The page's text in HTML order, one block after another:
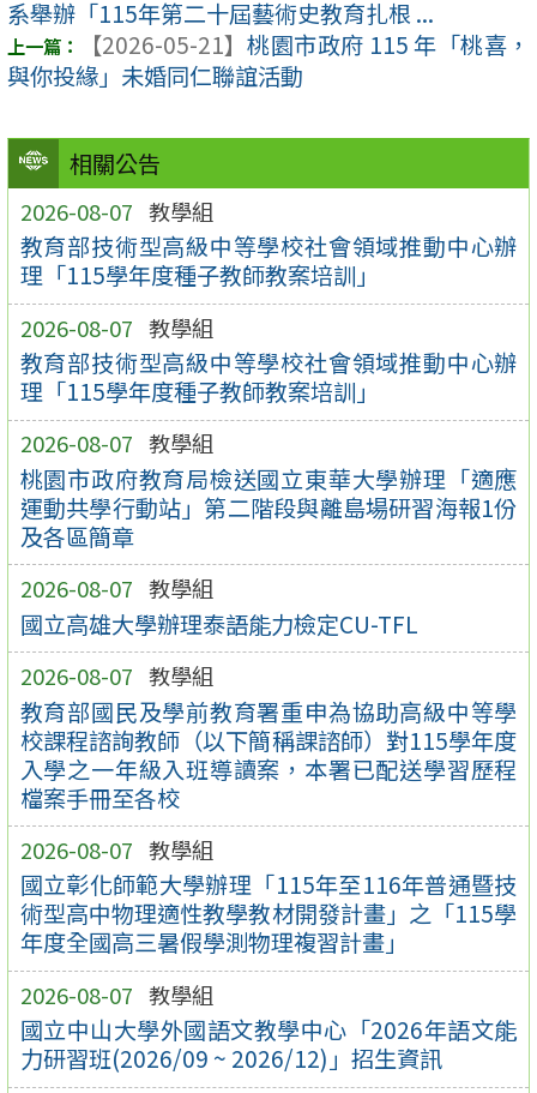
相關公告
2026-08-07 教學組
教育部技術型高級中等學校社會領域推動中心辦
理「115學年度種子教師教案培訓」
2026-08-07 教學組
教育部技術型高級中等學校社會領域推動中心辦
理「115學年度種子教師教案培訓」
2026-08-07 教學組
桃園市政府教育局檢送國立東華大學辦理「適應
運動共學行動站」第二階段與離島場研習海報1份
及各區簡章
2026-08-07 教學組
國立高雄大學辦理泰語能力檢定CU-TFL
2026-08-07 教學組
教育部國民及學前教育署重申為協助高級中等學
校課程諮詢教師（以下簡稱課諮師）對115學年度
入學之一年級入班導讀案，本署已配送學習歷程
檔案手冊至各校
2026-08-07 教學組
國立彰化師範大學辦理「115年至116年普通暨技
術型高中物理適性教學教材開發計畫」之「115學
年度全國高三暑假學測物理複習計畫」
2026-08-07 教學組
國立中山大學外國語文教學中心「2026年語文能
力研習班(2026/09 ~ 2026/12)」招生資訊
系舉辦「115年第二十屆藝術史教育扎根 ...
【2026-05-21】 桃園市政府 115 年「桃喜，
與你投緣」未婚同仁聯誼活動